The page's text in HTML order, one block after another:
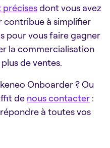
dont vous avez
contribue à simplifier
pour vous faire gagner
la commercialisation
de ventes.
Onboarder ? Ou
de nous contacter :
à toutes vos